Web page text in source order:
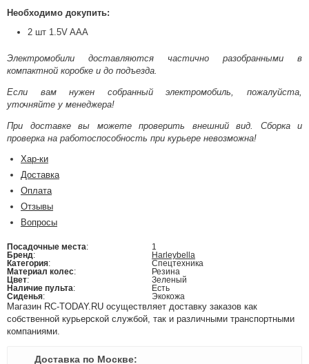
Необходимо докупить:
2 шт 1.5V AAA
Электромобили доставляются частично разобранными в
компактной коробке и до подъезда.
Если вам нужен собранный электромобиль, пожалуйста,
уточняйте у менеджера!
При доставке вы можете проверить внешний вид. Сборка и
проверка на работоспособность при курьере невозможна!
Хар-ки
Доставка
Оплата
Отзывы
Вопросы
Посадочные места:
1
Бренд:
Harleybella
Категория:
Спецтехника
Материал колес:
Резина
Цвет:
Зеленый
Наличие пульта:
Есть
Сиденья: Экокожа
Магазин RC-TODAY.RU осуществляет доставку заказов как
собственной курьерской службой, так и различными транспортными
компаниями.
Доставка по Москве: